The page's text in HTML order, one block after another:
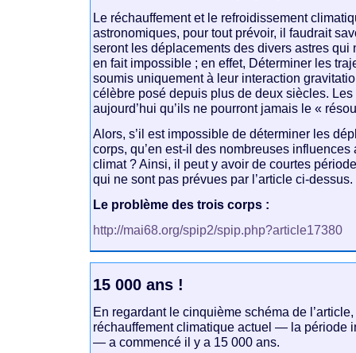
Le réchauffement et le refroidissement
astronomiques, pour tout prévoir, il faudrait
seront les déplacements des divers astres qui
en fait impossible ; en effet, Déterminer les
soumis uniquement à leur interaction
célèbre posé depuis plus de deux siècles.
aujourd’hui qu’ils ne pourront jamais le «
Alors, s’il est impossible de déterminer les
corps, qu’en est-il des nombreuses
climat ? Ainsi, il peut y avoir de courtes
qui ne sont pas prévues par l’article ci-dessus.
Le problème des trois corps :
http://mai68.org/spip2/spip.php?article17380
15 000 ans !
En regardant le cinquième schéma de
réchauffement climatique actuel — la période
— a commencé il y a 15 000 ans.